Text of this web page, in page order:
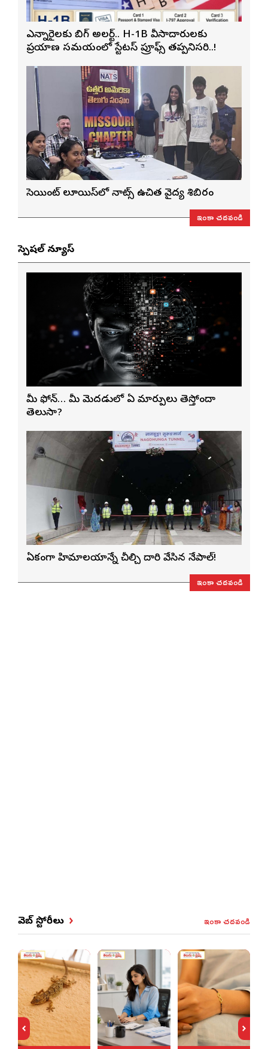
ఎన్నారైలకు బిగ్ అలర్ట్.. H-1B వీసాదారులకు
ప్రయాణ సమయంలో స్టేటస్ ప్రూఫ్స్ తప్పనిసరి..!
సెయింట్ లూయిస్‌లో నాట్స్ ఉచిత వైద్య శిబిరం
ఇంకా చదవండి
స్పెషల్ న్యూస్
మీ ఫోన్… మీ మెదడులో ఏ మార్పులు తెస్తోందా
తెలుసా?
ఏకంగా హిమాలయాన్నే చీల్చి దారి వేసిన నేపాల్!
ఇంకా చదవండి
వెబ్ స్టోరీలు ఇంకా చదవండి